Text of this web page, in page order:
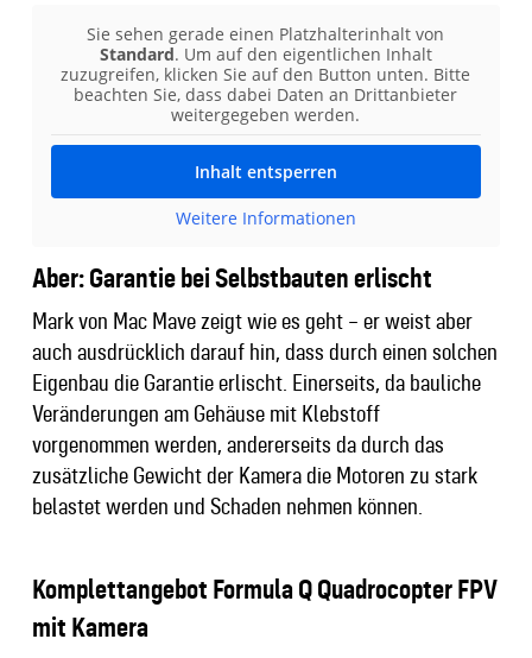
Sie sehen gerade einen Platzhalterinhalt von
Standard. Um auf den eigentlichen Inhalt
zuzugreifen, klicken Sie auf den Button unten. Bitte
beachten Sie, dass dabei Daten an Drittanbieter
weitergegeben werden.
Inhalt entsperren
Weitere Informationen
Aber: Garantie bei Selbstbauten erlischt
Mark von Mac Mave zeigt wie es geht – er weist aber
auch ausdrücklich darauf hin, dass durch einen solchen
Eigenbau die Garantie erlischt. Einerseits, da bauliche
Veränderungen am Gehäuse mit Klebstoff
vorgenommen werden, andererseits da durch das
zusätzliche Gewicht der Kamera die Motoren zu stark
belastet werden und Schaden nehmen können.
Komplettangebot Formula Q Quadrocopter FPV
mit Kamera